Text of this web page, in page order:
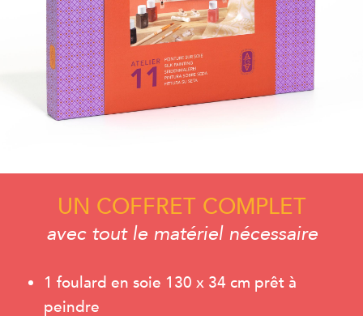
UN COFFRET COMPLET
avec tout le matériel nécessaire
1 foulard en soie 130 x 34 cm prêt à
peindre